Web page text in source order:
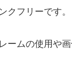
クフリーです
ームの使用や